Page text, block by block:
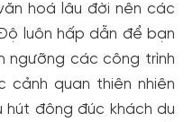
hoá lâu đời nên các
luôn hấp dẫn để bạn
ngưỡng các công trình
cảnh quan thiên nhiên
đông đúc khách du